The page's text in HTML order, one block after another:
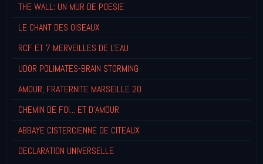
THE WALL: UN MUR DE POESIE
LE CHANT DES OISEAUX
RCF ET 7 MERVEILLES DE L'EAU
UDOR POLIMATES-BRAIN STORMING
AMOUR, FRATERNITE MARSEILLE 20
CHEMIN DE FOI... ET D'AMOUR
ABBAYE CISTERCIENNE DE CITEAUX
DECLARATION UNIVERSELLE